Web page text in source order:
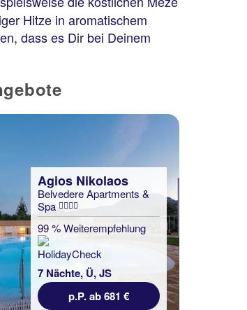
Hitze in aromatischem
dass es Dir bei Deinem
Agios Nikolaos
Belvedere Apartments &
Spa
99 % Weiterempfehlung
7 Nächte, Ü, JS
p.P. ab 681 €